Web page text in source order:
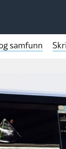
samfunn